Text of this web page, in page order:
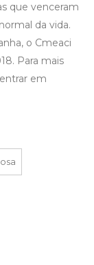
que venceram
da vida.
o Cmeaci
Para mais
em